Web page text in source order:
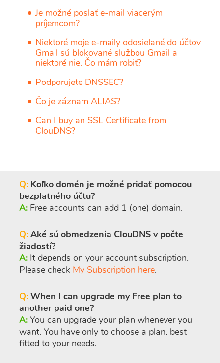
Je možné poslať e-mail viacerým
príjemcom?
Niektoré moje e-maily odosielané do účtov
Gmail sú blokované službou Gmail a
niektoré nie. Čo mám robiť?
Podporujete DNSSEC?
Čo je záznam ALIAS?
Can I buy an SSL Certificate from
ClouDNS?
Q: Koľko domén je možné pridať pomocou
bezplatného účtu?
A: Free accounts can add 1 (one) domain.
Q: Aké sú obmedzenia ClouDNS v počte
žiadostí?
A: It depends on your account subscription.
Please check My Subscription here.
Q: When I can upgrade my Free plan to
another paid one?
A: You can upgrade your plan whenever you
want. You have only to choose a plan, best
fitted to your needs.